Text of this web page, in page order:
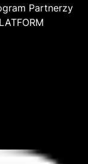
Partnerzy